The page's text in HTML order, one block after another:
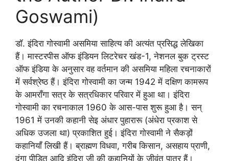
Goswami)
डॉ. इंदिरा गोस्वामी असमिया साहित्य की अत्यंत प्रसिद्ध लेखिका
हैं। मास्टरपीस ऑफ इंडियन लिटरेचर खंड-1, नेशनल बुक ट्रस्ट
ऑफ इंडिया के अनुसार वह वर्तमान की असमिया महिला रचनाकारों
में सर्वश्रेष्ठ हैं। इंदिरा गोस्वामी का जन्म 1942 में दक्षिण कामरूप
के आमराँगा सत्र के सत्रधिकार परिवार में हुआ था। इंदिरा
गोस्वामी का रचनाकाल 1960 के आस-पास शुरू हुआ है। सन्
1961 में उनकी कहानी सेइ अंधार पुहारारू (अंधेरा प्रकाश से
अधिक उजला था) प्रकाशित हुई। इंदिरा गोस्वामी ने सैकड़ों
कहानियाँ लिखी हैं। ब्राह्मण विधवा, गरीब किसान, असहाय प्राणी,
दंगा पीड़ित आदि इंदिरा जी की कहानियों के जीवंत पात्र हैं।